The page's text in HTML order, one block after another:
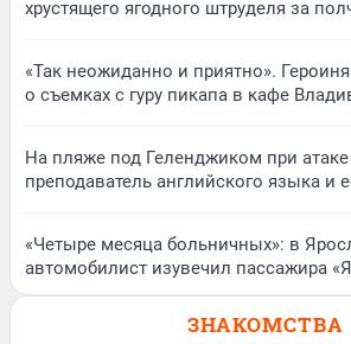
хрустящего ягодного штруделя за
«Так неожиданно и приятно».
о съемках с гуру пикапа в кафе
На пляже под Геленджиком при
преподаватель английского языка и
«Четыре месяца больничных»: в
автомобилист изувечил пассажира
ЗНАКОМСТВА